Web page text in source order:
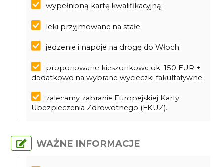
wypełnioną kartę kwalifikacyjną;
leki przyjmowane na stałe;
jedzenie i napoje na drogę do Włoch;
proponowane kieszonkowe ok. 150 EUR +
dodatkowo na wybrane wycieczki fakultatywne;
zalecamy zabranie Europejskiej Karty
Ubezpieczenia Zdrowotnego (EKUZ).
WAŻNE INFORMACJE